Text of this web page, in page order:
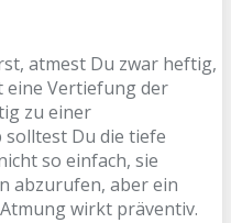
atmest Du zwar heftig,
eine Vertiefung der
zu einer
Du die tiefe
so einfach, sie
abzurufen, aber ein
wirkt präventiv.